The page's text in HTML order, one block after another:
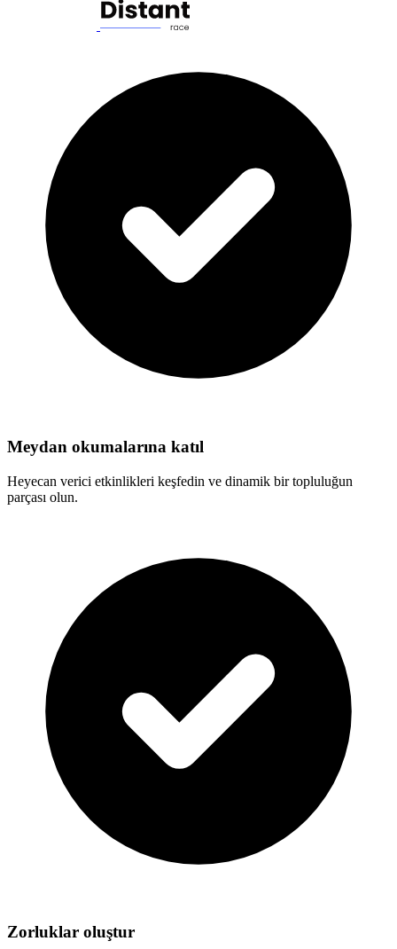
Meydan okumalarına katıl
Heyecan verici etkinlikleri keşfedin ve dinamik bir topluluğun
parçası olun.
Zorluklar oluştur